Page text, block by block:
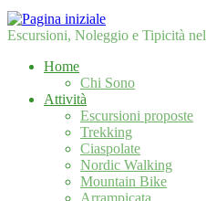
Escursioni, Noleggio e Tipicità
Home
Chi Sono
Attività
Escursioni proposte
Trekking
Ciaspolate
Nordic Walking
Mountain Bike
Arrampicata